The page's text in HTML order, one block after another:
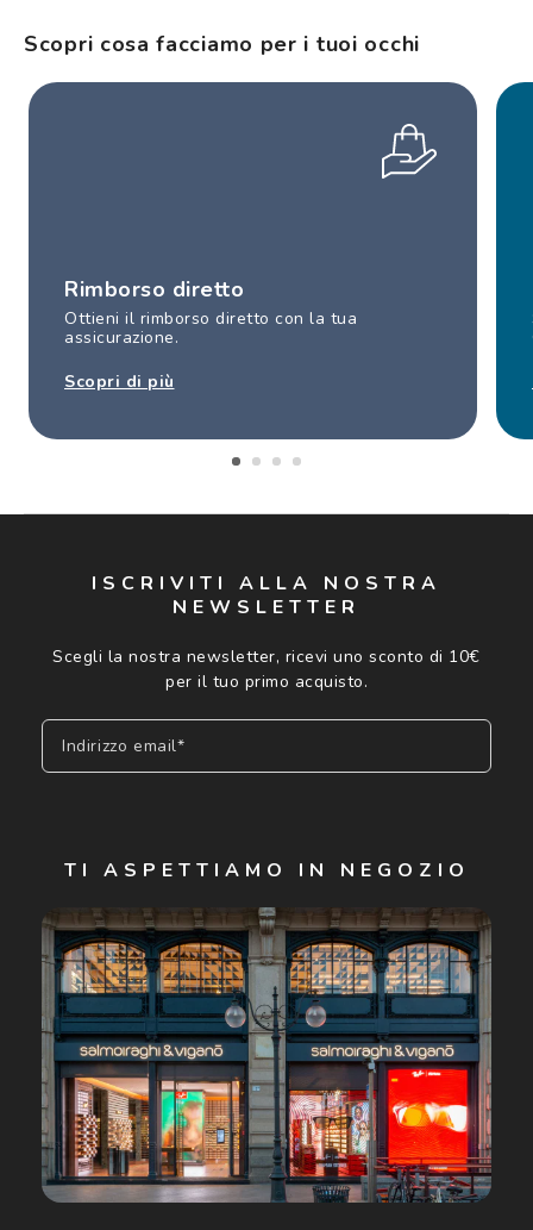
Scopri cosa facciamo per i tuoi occhi
Rimborso diretto
Ottieni il rimborso diretto con la tua
assicurazione.
Scopri di più
ISCRIVITI ALLA NOSTRA
NEWSLETTER
Scegli la nostra newsletter, ricevi uno sconto di 10€
per il tuo primo acquisto.
Indirizzo email*
Cliccando su "Iscriviti", confermo di avere più di 16 anni e
acconsento all'utilizzo dei miei Dati Personali da parte di
Luxottica Group S.p.A. per l'invio di offerte speciali, novità
ed altre comunicazioni di carattere pubblicitario (consultare
Informativa sulla privacyper ulteriori informazioni).
TI ASPETTIAMO IN NEGOZIO